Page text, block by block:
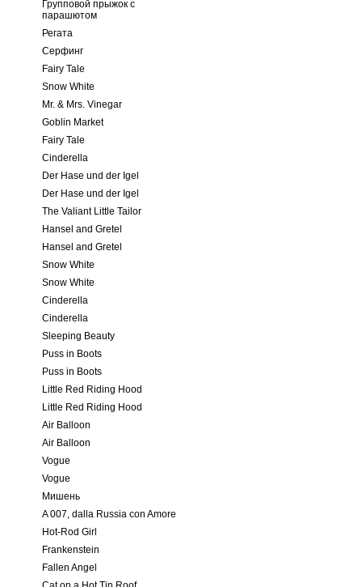
Групповой прыжок с
парашютом
Регата
Серфинг
Fairy Tale
Snow White
Mr. & Mrs. Vinegar
Goblin Market
Fairy Tale
Cinderella
Der Hase und der Igel
Der Hase und der Igel
The Valiant Little Tailor
Hansel and Gretel
Hansel and Gretel
Snow White
Snow White
Cinderella
Cinderella
Sleeping Beauty
Puss in Boots
Puss in Boots
Little Red Riding Hood
Little Red Riding Hood
Air Balloon
Air Balloon
Vogue
Vogue
Мишень
A 007, dalla Russia con Amore
Hot-Rod Girl
Frankenstein
Fallen Angel